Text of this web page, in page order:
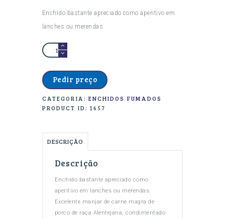
Enchido bastante apreciado como aperitivo em
lanches ou merendas.
Quantidade
LINGUICINHA
Pedir preço
CATEGORIA: ENCHIDOS FUMADOS
PRODUCT ID: 1657
DESCRIÇÃO
Descrição
Enchido bastante apreciado como
aperitivo em lanches ou merendas.
Excelente manjar de carne magra de
porco de raça Alentejana, condimentado